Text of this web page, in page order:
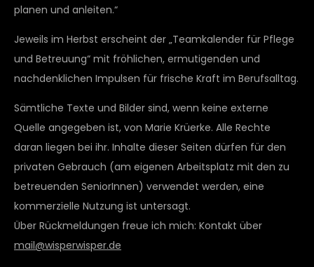
planen und anleiten.“
Jeweils im Herbst erscheint der „Teamkalender für Pflege
und Betreuung“ mit fröhlichen, ermutigenden und
nachdenklichen Impulsen für frische Kraft im Berufsalltag.
Sämtliche Texte und Bilder sind, wenn keine externe
Quelle angegeben ist, von Marie Krüerke. Alle Rechte
daran liegen bei ihr. Inhalte dieser Seiten dürfen für den
privaten Gebrauch (am eigenen Arbeitsplatz mit den zu
betreuenden SeniorInnen) verwendet werden, eine
kommerzielle Nutzung ist untersagt.
Über Rückmeldungen freue ich mich: Kontakt über
mail@wisperwisper.de